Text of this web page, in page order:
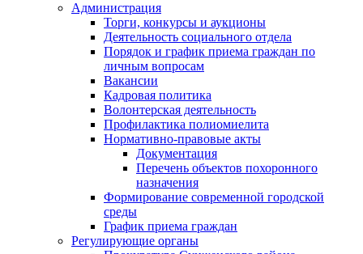
Администрация
Торги, конкурсы и аукционы
Деятельность социального отдела
Порядок и график приема граждан по
личным вопросам
Вакансии
Кадровая политика
Волонтерская деятельность
Профилактика полиомиелита
Нормативно-правовые акты
Документация
Перечень объектов похоронного
назначения
Формирование современной городской
среды
График приема граждан
Регулирующие органы